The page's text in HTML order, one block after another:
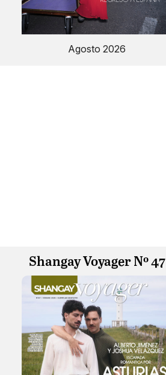
Agosto 2026
Shangay Voyager Nº 47